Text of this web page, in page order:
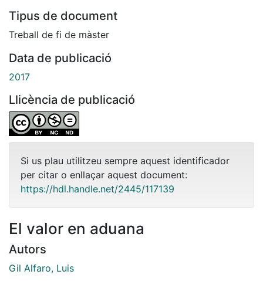
Tipus de document
Treball de fi de màster
Data de publicació
2017
Llicència de publicació
Si us plau utilitzeu sempre aquest identificador
per citar o enllaçar aquest document:
https://hdl.handle.net/2445/117139
El valor en aduana
Autors
Gil Alfaro, Luis